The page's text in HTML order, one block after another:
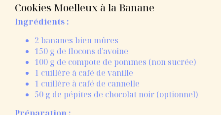
Cookies Moelleux à la Banane
Ingrédients :
2 bananes bien mûres
150 g de flocons d'avoine
100 g de compote de pommes (non sucrée)
1 cuillère à café de vanille
1 cuillère à café de cannelle
50 g de pépites de chocolat noir (optionnel)